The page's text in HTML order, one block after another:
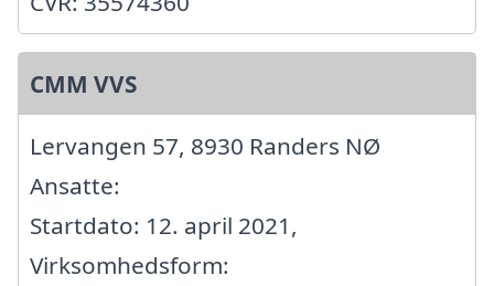
CMM VVS
Lervangen 57, 8930 Randers NØ
Ansatte:
Startdato: 12. april 2021,
Virksomhedsform: